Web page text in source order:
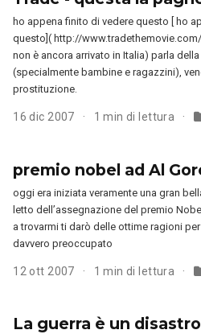
ho appena finito di vedere questo [ ho
questo]( http://
non è ancora arrivato in Italia) parla
(specialmente bambine e ragazzini),
prostituzione.
16 dic 2007 1 min di lettura
premio nobel ad Al
oggi era iniziata veramente una gran
letto dell’assegnazione del premio
a trovarmi ti darò delle ottime ragioni
davvero preoccupato
12 ott 2007 1 min di lettura
La guerra è un